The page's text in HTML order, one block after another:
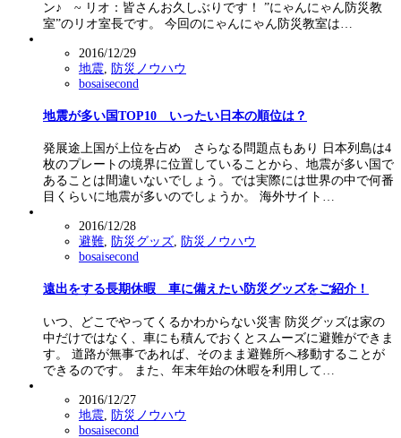
ン♪ ~ リオ：皆さんお久しぶりです！ ”にゃんにゃん防災教
室”のリオ室長です。 今回のにゃんにゃん防災教室は…
2016/12/29
地震, 防災ノウハウ
bosaisecond
地震が多い国TOP10 いったい日本の順位は？
発展途上国が上位を占め さらなる問題点もあり 日本列島は4
枚のプレートの境界に位置していることから、地震が多い国で
あることは間違いないでしょう。では実際には世界の中で何番
目くらいに地震が多いのでしょうか。 海外サイト…
2016/12/28
避難, 防災グッズ, 防災ノウハウ
bosaisecond
遠出をする長期休暇 車に備えたい防災グッズをご紹介！
いつ、どこでやってくるかわからない災害 防災グッズは家の
中だけではなく、車にも積んでおくとスムーズに避難ができま
す。 道路が無事であれば、そのまま避難所へ移動することが
できるのです。 また、年末年始の休暇を利用して…
2016/12/27
地震 防災ノウハウ
bosaisecond